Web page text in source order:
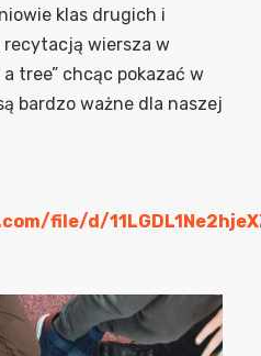
klas drugich i
wiersza w
tree” chcąc pokazać w
bardzo ważne dla naszej
file/d/